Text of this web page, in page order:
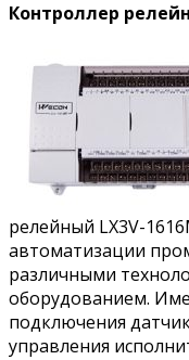
Контроллер
релейный LX3V-
автоматизации
различными
оборудованием.
подключения
управления